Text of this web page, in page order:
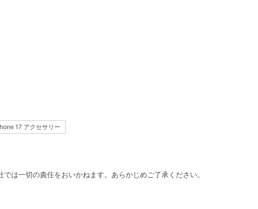
17 アクセサリー
は一切の責任をおいかねます。あらかじめご了承ください。